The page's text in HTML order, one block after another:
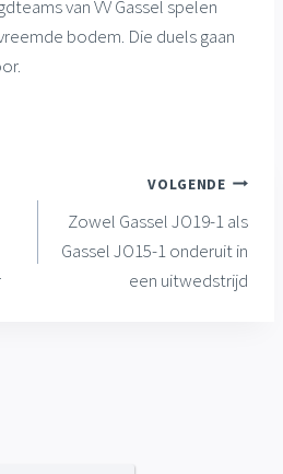
van VV Gassel spelen
bodem. Die duels gaan
VOLGENDE
Zowel Gassel JO19-1 als
Gassel JO15-1 onderuit in
een uitwedstrijd